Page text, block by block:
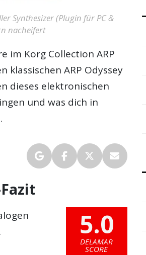
Synthesizer (Plugin für PC &
nacheifert
im Korg Collection ARP
klassischen ARP Odyssey
dieses elektronischen
und was dich in
5.0
DELAMAR
SCORE